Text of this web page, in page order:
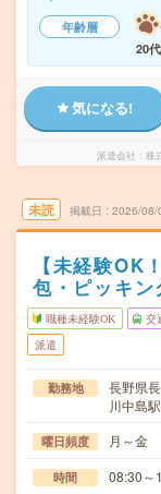
年齢層
20代
気になる!
派遣会社 株
未読 掲載日 2026/08/
【未経験OK
包・ピッキ
職種未経験OK 交
派遣
勤務地
長野県
川中島
曜日頻度 月～金
時間 08:30～